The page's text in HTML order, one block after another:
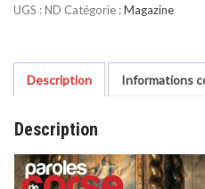
2023
UGS :ND Catégorie :Magazine
Description Informations
Description